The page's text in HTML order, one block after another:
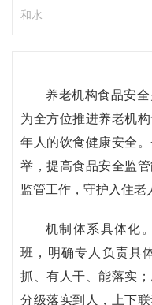
和水
养老机构食品安
为全方位推进养老机
年人的饮食健康安全
举，提高食品安全监
监管工作，守护入住老
机制体系具体化
班，明确专人负责具
抓、有人干、能落实
分级落实到人，上下